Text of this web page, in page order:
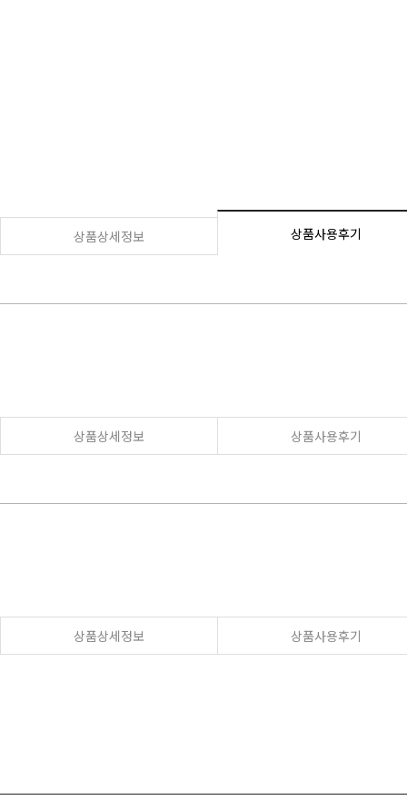
상품상세정보 상품사용후기
상품상세정보 상품사용후기
상품상세정보 상품사용후기